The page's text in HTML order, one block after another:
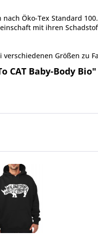
Öko-Tex Standard
mit ihren
Größen zu
CAT Baby-Body Bio"